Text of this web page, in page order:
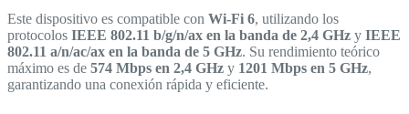
Este dispositivo es compatible con Wi-Fi 6, utilizando los
protocolos IEEE 802.11 b/g/n/ax en la banda de 2,4 GHz y IEEE
802.11 a/n/ac/ax en la banda de 5 GHz. Su rendimiento teórico
máximo es de 574 Mbps en 2,4 GHz y 1201 Mbps en 5 GHz,
garantizando una conexión rápida y eficiente.